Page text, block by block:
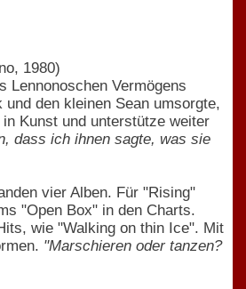
1980)
Lennonoschen Vermögens
den kleinen Sean umsorgte,
Kunst und unterstütze weiter
dass ich ihnen sagte, was sie
vier Alben. Für "Rising"
"Open Box" in den Charts.
wie "Walking on thin Ice". Mit
"Marschieren oder tanzen?